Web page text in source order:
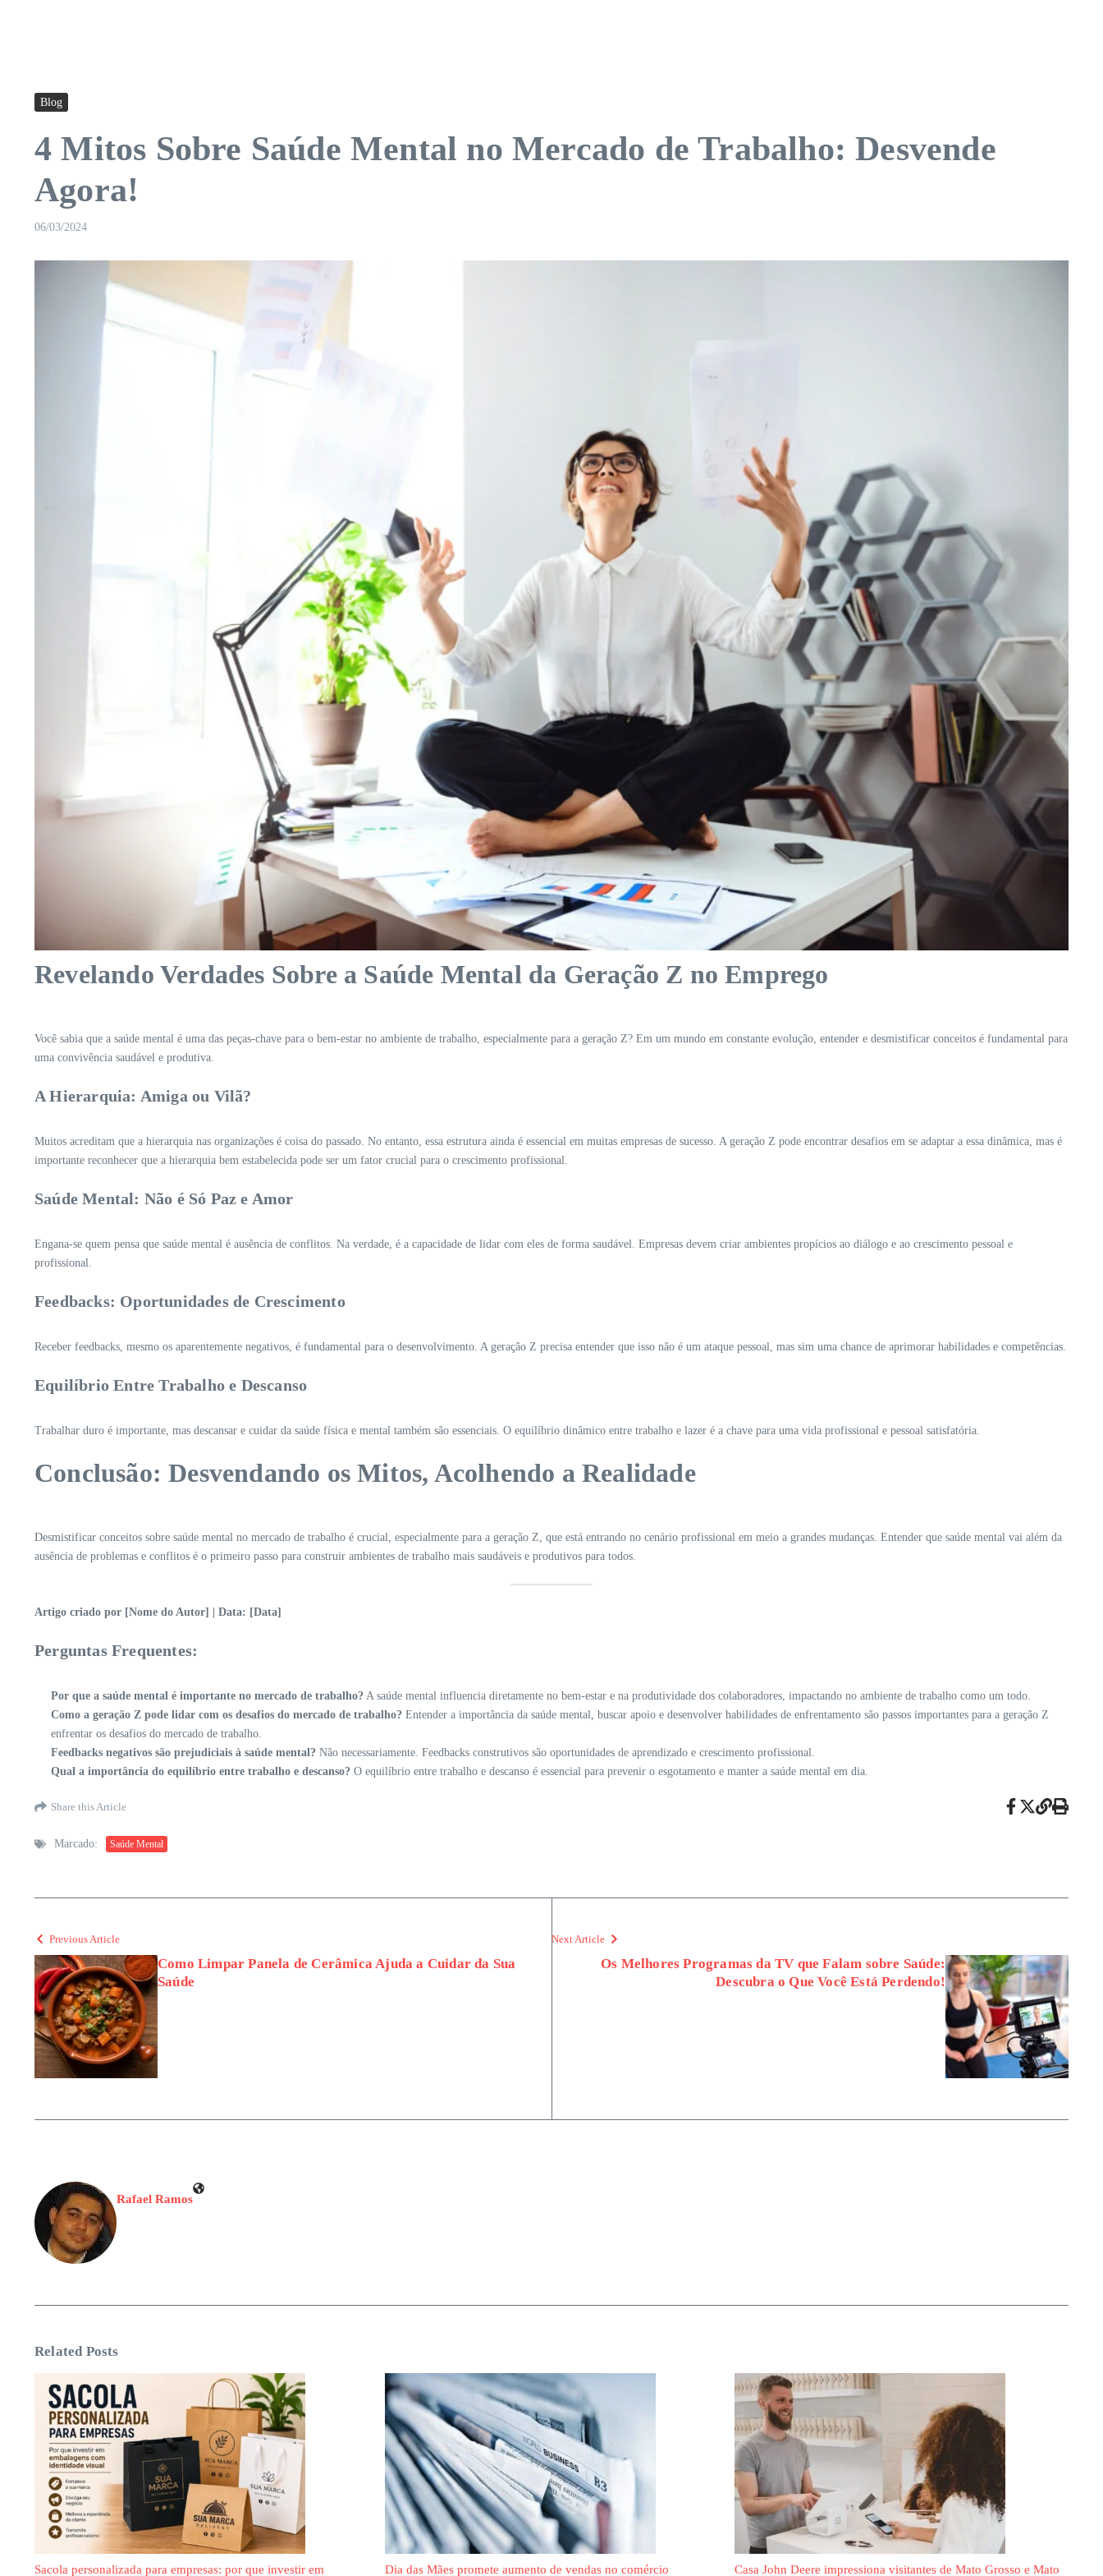
Blog
4 Mitos Sobre Saúde Mental no Mercado de Trabalho: Desvende
Agora!
06/03/2024
Revelando Verdades Sobre a Saúde Mental da Geração Z no Emprego
Você sabia que a saúde mental é uma das peças-chave para o bem-estar no ambiente de trabalho, especialmente para a geração Z? Em um mundo em constante evolução, entender e desmistificar conceitos é fundamental para
uma convivência saudável e produtiva.
A Hierarquia: Amiga ou Vilã?
Muitos acreditam que a hierarquia nas organizações é coisa do passado. No entanto, essa estrutura ainda é essencial em muitas empresas de sucesso. A geração Z pode encontrar desafios em se adaptar a essa dinâmica, mas é
importante reconhecer que a hierarquia bem estabelecida pode ser um fator crucial para o crescimento profissional.
Saúde Mental: Não é Só Paz e Amor
Engana-se quem pensa que saúde mental é ausência de conflitos. Na verdade, é a capacidade de lidar com eles de forma saudável. Empresas devem criar ambientes propícios ao diálogo e ao crescimento pessoal e
profissional.
Feedbacks: Oportunidades de Crescimento
Receber feedbacks, mesmo os aparentemente negativos, é fundamental para o desenvolvimento. A geração Z precisa entender que isso não é um ataque pessoal, mas sim uma chance de aprimorar habilidades e competências.
Equilíbrio Entre Trabalho e Descanso
Trabalhar duro é importante, mas descansar e cuidar da saúde física e mental também são essenciais. O equilíbrio dinâmico entre trabalho e lazer é a chave para uma vida profissional e pessoal satisfatória.
Conclusão: Desvendando os Mitos, Acolhendo a Realidade
Desmistificar conceitos sobre saúde mental no mercado de trabalho é crucial, especialmente para a geração Z, que está entrando no cenário profissional em meio a grandes mudanças. Entender que saúde mental vai além da
ausência de problemas e conflitos é o primeiro passo para construir ambientes de trabalho mais saudáveis e produtivos para todos.
Artigo criado por [Nome do Autor] | Data: [Data]
Perguntas Frequentes:
Por que a saúde mental é importante no mercado de trabalho? A saúde mental influencia diretamente no bem-estar e na produtividade dos colaboradores, impactando no ambiente de trabalho como um todo.
Como a geração Z pode lidar com os desafios do mercado de trabalho? Entender a importância da saúde mental, buscar apoio e desenvolver habilidades de enfrentamento são passos importantes para a geração Z
enfrentar os desafios do mercado de trabalho.
Feedbacks negativos são prejudiciais à saúde mental? Não necessariamente. Feedbacks construtivos são oportunidades de aprendizado e crescimento profissional.
Qual a importância do equilíbrio entre trabalho e descanso? O equilíbrio entre trabalho e descanso é essencial para prevenir o esgotamento e manter a saúde mental em dia.
Share this Article
Marcado: Saúde Mental
Previous Article
Como Limpar Panela de Cerâmica Ajuda a Cuidar da Sua
Saúde
Next Article
Os Melhores Programas da TV que Falam sobre Saúde:
Descubra o Que Você Está Perdendo!
Rafael Ramos
Related Posts
Sacola personalizada para empresas: por que investir em Dia das Mães promete aumento de vendas no comércio Casa John Deere impressiona visitantes de Mato Grosso e Mato